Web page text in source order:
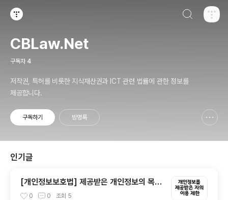
CBLaw.Net
구독자 4
저작권, 특허를 비롯한 지식재산권과 ICT 관련 법률에 관한 정보를
제공합니다.
구독하기 방명록
인기글
[개인정보보호법] 제공받은 개인정보의 목적
외의 이용 여부
0 0 조회 5